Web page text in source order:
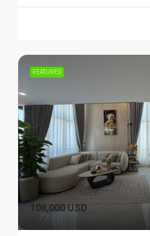
FEATURED
108,000 USD